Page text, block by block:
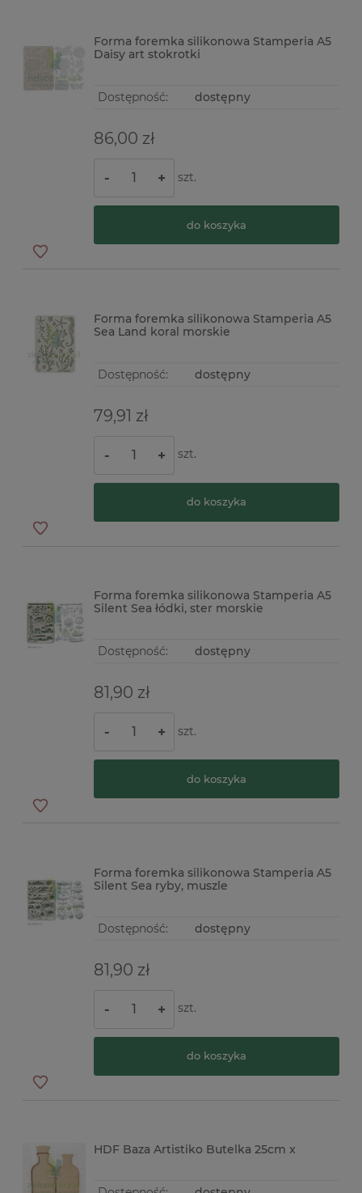
Forma foremka silikonowa Stamperia A5
Daisy art stokrotki
Dostępność: dostępny
86,00 zł
- + szt.
do koszyka
Forma foremka silikonowa Stamperia A5
Sea Land koral morskie
Dostępność: dostępny
79,91 zł
- + szt.
do koszyka
Forma foremka silikonowa Stamperia A5
Silent Sea łódki, ster morskie
Dostępność: dostępny
81,90 zł
- + szt.
do koszyka
Forma foremka silikonowa Stamperia A5
Silent Sea ryby, muszle
Dostępność: dostępny
81,90 zł
- + szt.
do koszyka
HDF Baza Artistiko Butelka 25cm x